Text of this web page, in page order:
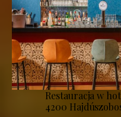
Restauracja w
4200